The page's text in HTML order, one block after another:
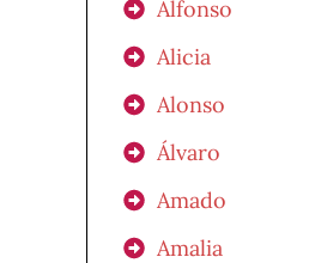
Alfonso
Alicia
Alonso
Álvaro
Amado
Amalia